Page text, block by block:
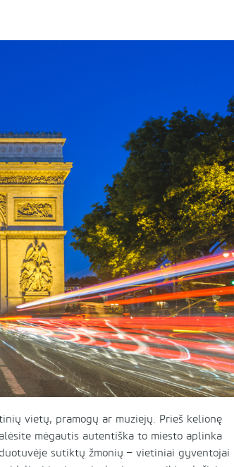
vietų, pramogų ar muziejų. Prieš kelionę
mėgautis autentiška to miesto aplinka
sutiktų žmonių – vietiniai gyventojai